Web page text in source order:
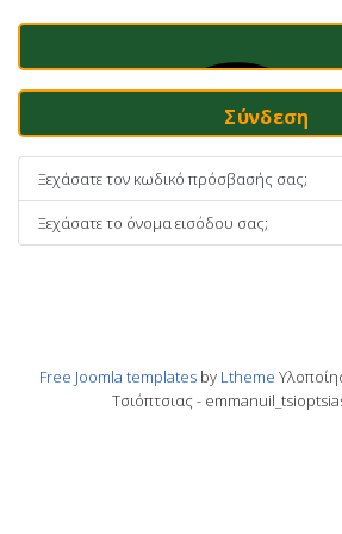
Σύνδεση
Ξεχάσατε τον κωδικό πρόσβασής σας;
Ξεχάσατε το όνομα εισόδου σας;
Free Joomla templates by Ltheme
Τσιόπτσιας -